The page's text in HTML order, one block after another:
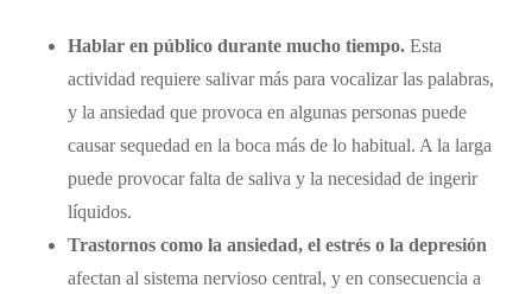
Hablar en público durante mucho tiempo.Esta
actividad requiere salivar más para vocalizar las palabras,
y la ansiedad que provoca en algunas personas puede
causar sequedad en la boca más de lo habitual. A la larga
puede provocar falta de saliva y la necesidad de ingerir
líquidos.
Trastornos como la ansiedad, el estrés o la depresión
afectan al sistema nervioso central, y en consecuencia a